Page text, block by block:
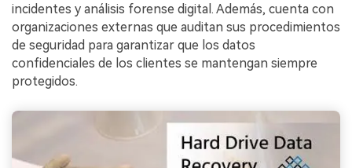
incidentes y análisis forense digital. Además, cuenta con
organizaciones externas que auditan sus procedimientos
de seguridad para garantizar que los datos
confidenciales de los clientes se mantengan siempre
protegidos.